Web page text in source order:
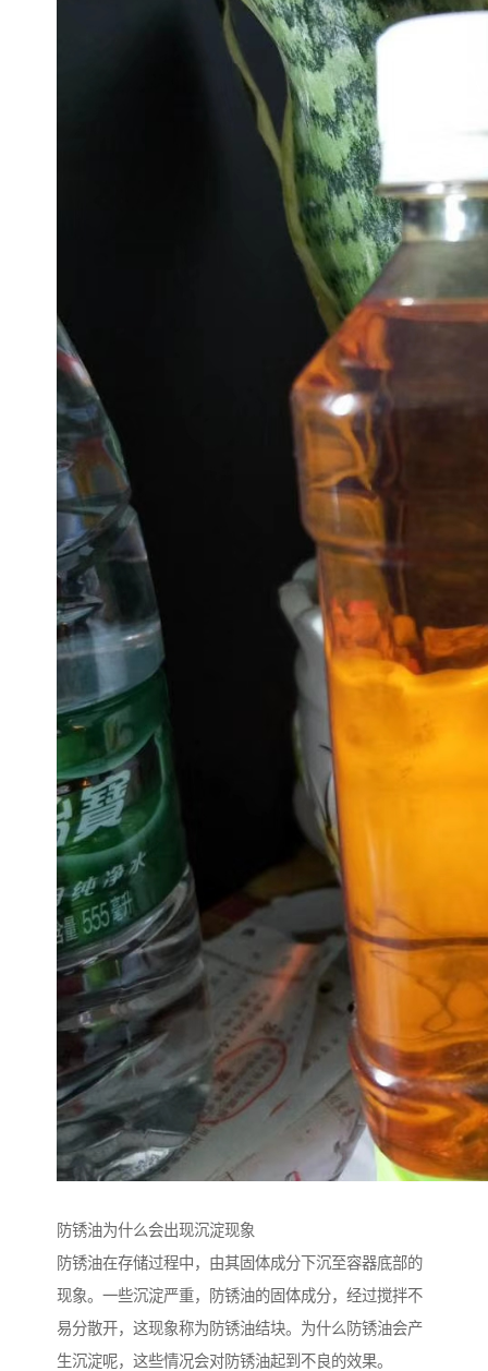
防锈油为什么会出现沉淀现象
防锈油在存储过程中，由其固体成分下沉至容器底部的
现象。一些沉淀严重，防锈油的固体成分，经过搅拌不
易分散开，这现象称为防锈油结块。为什么防锈油会产
生沉淀呢，这些情况会对防锈油起到不良的效果。